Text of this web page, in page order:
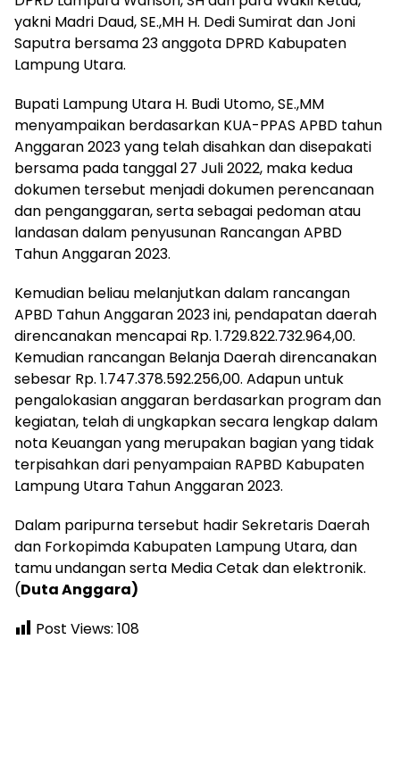
yakni Madri Daud, SE.,MH H. Dedi Sumirat dan Joni
Saputra bersama 23 anggota DPRD Kabupaten
Lampung Utara.
Bupati Lampung Utara H. Budi Utomo, SE.,MM
menyampaikan berdasarkan KUA-PPAS APBD tahun
Anggaran 2023 yang telah disahkan dan disepakati
bersama pada tanggal 27 Juli 2022, maka kedua
dokumen tersebut menjadi dokumen perencanaan
dan penganggaran, serta sebagai pedoman atau
landasan dalam penyusunan Rancangan APBD
Tahun Anggaran 2023.
Kemudian beliau melanjutkan dalam rancangan
APBD Tahun Anggaran 2023 ini, pendapatan daerah
direncanakan mencapai Rp. 1.729.822.732.964,00.
Kemudian rancangan Belanja Daerah direncanakan
sebesar Rp. 1.747.378.592.256,00. Adapun untuk
pengalokasian anggaran berdasarkan program dan
kegiatan, telah di ungkapkan secara lengkap dalam
nota Keuangan yang merupakan bagian yang tidak
terpisahkan dari penyampaian RAPBD Kabupaten
Lampung Utara Tahun Anggaran 2023.
Dalam paripurna tersebut hadir Sekretaris Daerah
dan Forkopimda Kabupaten Lampung Utara, dan
tamu undangan serta Media Cetak dan elektronik.
(Duta Anggara)
Post Views: 108